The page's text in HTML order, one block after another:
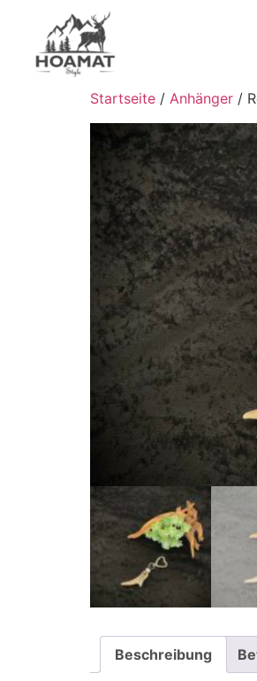
Startseite / Anhänger /
Beschreibung